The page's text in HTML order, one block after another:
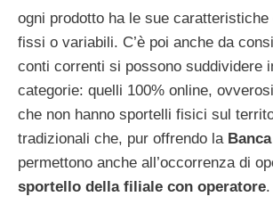
ogni prodotto ha le sue caratteristiche
fissi o variabili. C’è poi anche da
conti correnti si possono suddividere
categorie: quelli 100% online,
che non hanno sportelli fisici sul
tradizionali che, pur offrendo la
permettono anche all’occorrenza di
sportello della filiale con operatore.